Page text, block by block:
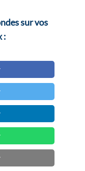
Les
être
choisies
la
page
produit
sur vos
: